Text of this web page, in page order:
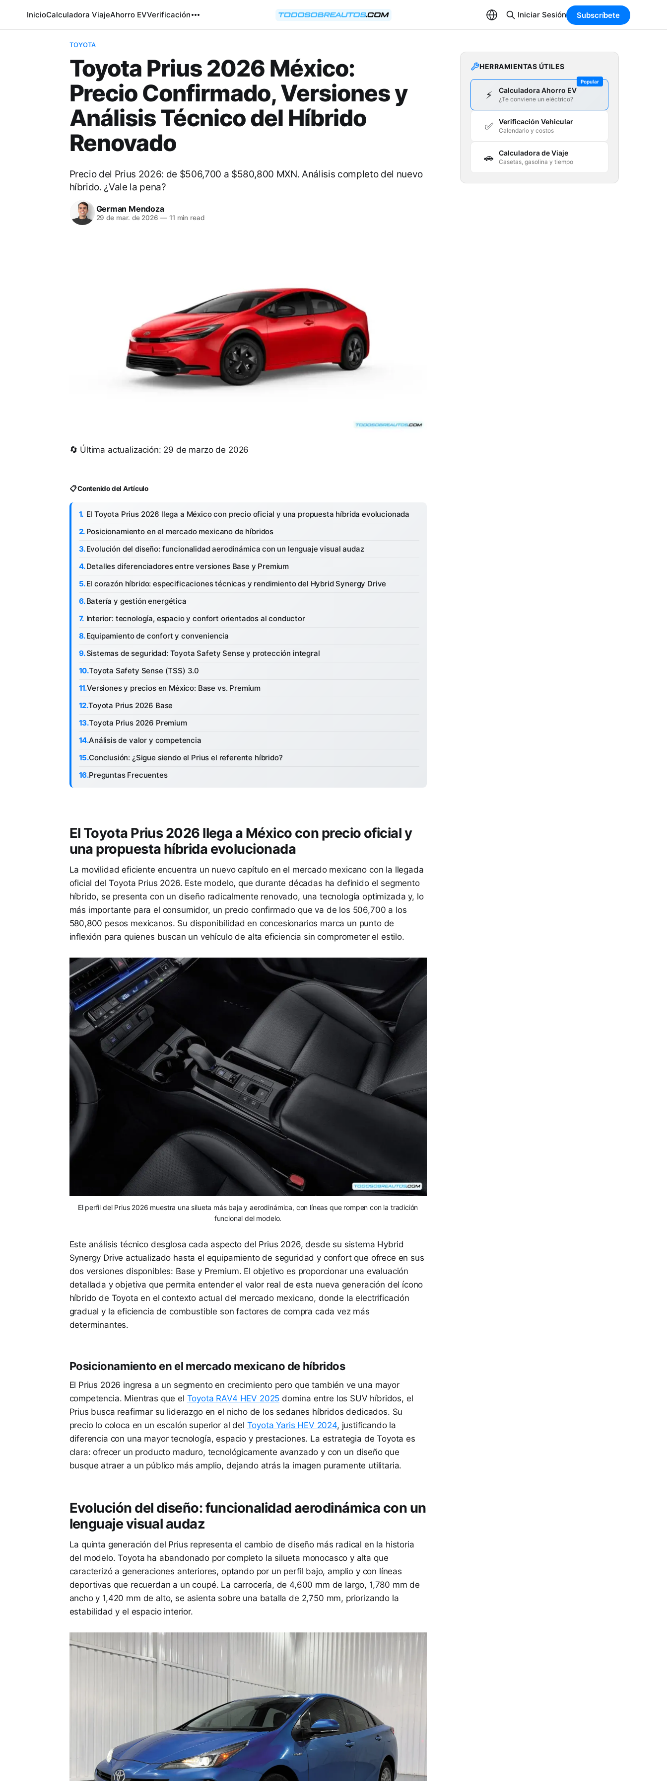
InicioCalculadora ViajeAhorro EVVerificación Iniciar Sesión Subscríbete
TOYOTA
Toyota Prius 2026 México:
Precio Confirmado, Versiones y
Análisis Técnico del Híbrido
Renovado
Precio del Prius 2026: de $506,700 a $580,800 MXN. Análisis completo del nuevo
híbrido. ¿Vale la pena?
German Mendoza
29 de mar. de 2026 —11 min read
🔄 Última actualización: 29 de marzo de 2026
📋 Contenido del Artículo
El Toyota Prius 2026 llega a México con precio oficial y una propuesta híbrida evolucionada
Posicionamiento en el mercado mexicano de híbridos
Evolución del diseño: funcionalidad aerodinámica con un lenguaje visual audaz
Detalles diferenciadores entre versiones Base y Premium
El corazón híbrido: especificaciones técnicas y rendimiento del Hybrid Synergy Drive
Batería y gestión energética
Interior: tecnología, espacio y confort orientados al conductor
Equipamiento de confort y conveniencia
Sistemas de seguridad: Toyota Safety Sense y protección integral
Toyota Safety Sense (TSS) 3.0
Versiones y precios en México: Base vs. Premium
Toyota Prius 2026 Base
Toyota Prius 2026 Premium
Análisis de valor y competencia
Conclusión: ¿Sigue siendo el Prius el referente híbrido?
Preguntas Frecuentes
El Toyota Prius 2026 llega a México con precio oficial y
una propuesta híbrida evolucionada
La movilidad eficiente encuentra un nuevo capítulo en el mercado mexicano con la llegada
oficial del Toyota Prius 2026. Este modelo, que durante décadas ha definido el segmento
híbrido, se presenta con un diseño radicalmente renovado, una tecnología optimizada y, lo
más importante para el consumidor, un precio confirmado que va de los 506,700 a los
580,800 pesos mexicanos. Su disponibilidad en concesionarios marca un punto de
inflexión para quienes buscan un vehículo de alta eficiencia sin comprometer el estilo.
El perfil del Prius 2026 muestra una silueta más baja y aerodinámica, con líneas que rompen con la tradición
funcional del modelo.
Este análisis técnico desglosa cada aspecto del Prius 2026, desde su sistema Hybrid
Synergy Drive actualizado hasta el equipamiento de seguridad y confort que ofrece en sus
dos versiones disponibles: Base y Premium. El objetivo es proporcionar una evaluación
detallada y objetiva que permita entender el valor real de esta nueva generación del ícono
híbrido de Toyota en el contexto actual del mercado mexicano, donde la electrificación
gradual y la eficiencia de combustible son factores de compra cada vez más
determinantes.
Posicionamiento en el mercado mexicano de híbridos
El Prius 2026 ingresa a un segmento en crecimiento pero que también ve una mayor
competencia. Mientras que el Toyota RAV4 HEV 2025 domina entre los SUV híbridos, el
Prius busca reafirmar su liderazgo en el nicho de los sedanes híbridos dedicados. Su
precio lo coloca en un escalón superior al del Toyota Yaris HEV 2024, justificando la
diferencia con una mayor tecnología, espacio y prestaciones. La estrategia de Toyota es
clara: ofrecer un producto maduro, tecnológicamente avanzado y con un diseño que
busque atraer a un público más amplio, dejando atrás la imagen puramente utilitaria.
Evolución del diseño: funcionalidad aerodinámica con un
lenguaje visual audaz
La quinta generación del Prius representa el cambio de diseño más radical en la historia
del modelo. Toyota ha abandonado por completo la silueta monocasco y alta que
caracterizó a generaciones anteriores, optando por un perfil bajo, amplio y con líneas
deportivas que recuerdan a un coupé. La carrocería, de 4,600 mm de largo, 1,780 mm de
ancho y 1,420 mm de alto, se asienta sobre una batalla de 2,750 mm, priorizando la
estabilidad y el espacio interior.
HERRAMIENTAS ÚTILES
Popular
⚡ Calculadora Ahorro EV
¿Te conviene un eléctrico?
✅ Verificación Vehicular
Calendario y costos
🚗 Calculadora de Viaje
Casetas, gasolina y tiempo